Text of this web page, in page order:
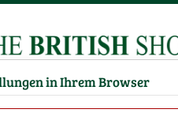
Herren Barbour
in Ihrem Browser